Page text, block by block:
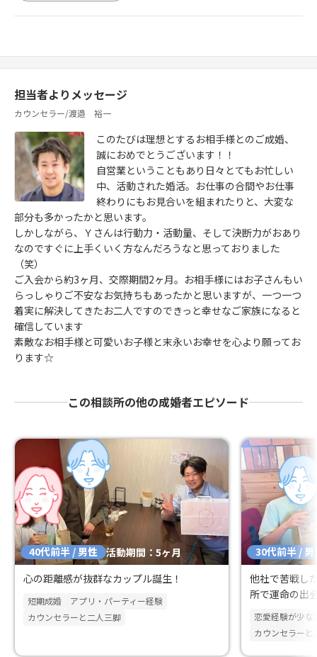
担当者よりメッセージ
カウンセラー/渡邉 裕一
このたびは理想とするお相手様とのご成婚、
誠におめでとうございます！！
自営業ということもあり日々とてもお忙しい
中、活動された婚活。お仕事の合間やお仕事
終わりにもお見合いを組まれたりと、大変な
部分も多かったかと思います。
しかしながら、Ｙさんは行動力・活動量、そして決断力がおあり
なのですぐに上手くいく方なんだろうなと思っておりました
（笑）
ご入会から約3ヶ月、交際期間2ヶ月。お相手様にはお子さんもい
らっしゃりご不安なお気持ちもあったかと思いますが、一つ一つ
着実に解決してきたお二人ですのできっと幸せなご家族になると
確信しています
素敵なお相手様と可愛いお子様と末永いお幸せを心より願ってお
ります☆
この相談所の他の成婚者エピソード
40代前半 / 男性 活動期間：5ヶ月
心の距離感が抜群なカップル誕生！
短期成婚
アプリ・パーティー経験
カウンセラーと二人三脚
30代前半 / 男
他社で苦戦し
所で運命の出
み取った理
恋愛経験が少な
カウンセラーと